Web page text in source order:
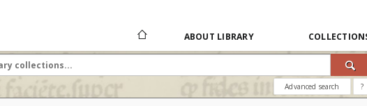
ABOUT LIBRARY
Advanced search ?